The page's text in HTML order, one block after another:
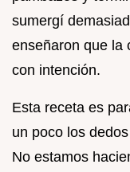
sumergí
enseñaron que la
con intención.
Esta receta es
un poco los
No estamos